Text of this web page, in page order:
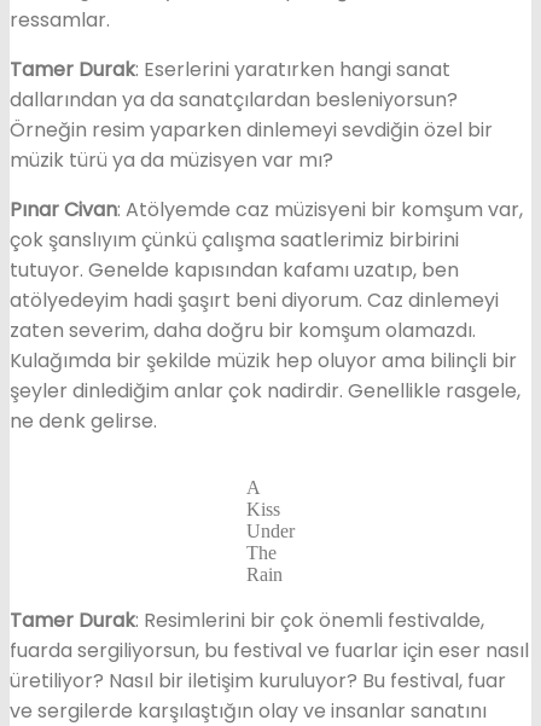
ressamlar.
Tamer Durak: Eserlerini yaratırken hangi sanat
dallarından ya da sanatçılardan besleniyorsun?
Örneğin resim yaparken dinlemeyi sevdiğin özel bir
müzik türü ya da müzisyen var mı?
Pınar Civan: Atölyemde caz müzisyeni bir komşum var,
çok şanslıyım çünkü çalışma saatlerimiz birbirini
tutuyor. Genelde kapısından kafamı uzatıp, ben
atölyedeyim hadi şaşırt beni diyorum. Caz dinlemeyi
zaten severim, daha doğru bir komşum olamazdı.
Kulağımda bir şekilde müzik hep oluyor ama bilinçli bir
şeyler dinlediğim anlar çok nadirdir. Genellikle rasgele,
ne denk gelirse.
A
Kiss
Under
The
Rain
Tamer Durak: Resimlerini bir çok önemli festivalde,
fuarda sergiliyorsun, bu festival ve fuarlar için eser nasıl
üretiliyor? Nasıl bir iletişim kuruluyor? Bu festival, fuar
ve sergilerde karşılaştığın olay ve insanlar sanatını